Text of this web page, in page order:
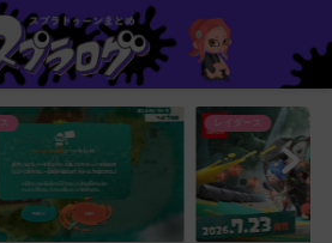
レイダース